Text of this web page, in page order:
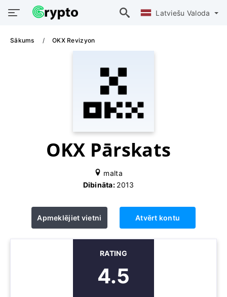
Latviešu Valoda
Sākums OKX Revizyon
OKX Pārskats
malta
Dibināta: 2013
Apmeklējiet vietni Atvērt kontu
RATING
4.5